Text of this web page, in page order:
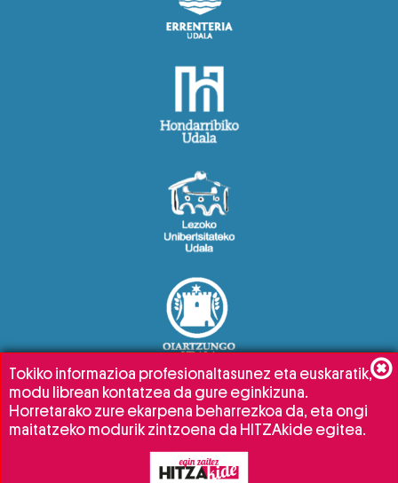
Tokiko informazioa profesionaltasunez eta euskaratik,
modu librean kontatzea da gure eginkizuna.
Horretarako zure ekarpena beharrezkoa da, eta ongi
maitatzeko modurik zintzoena da HITZAkide egitea.